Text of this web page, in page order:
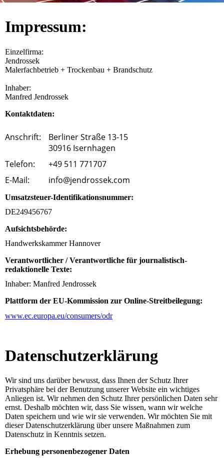
Impressum:
Einzelfirma:
Jendrossek
Malerfachbetrieb + Trockenbau + Brandschutz
Inhaber:
Manfred Jendrossek
Kontaktdaten:
Anschrift:
Berliner Straße 13-15
30916 Isernhagen
Telefon:
+49 511 771707
E-Mail:
info@jendrossek.com
Umsatzsteuer-Identifikationsnummer:
DE249456767
Aufsichtsbehörde:
Handwerkskammer Hannover
Verantwortlicher / Verantwortliche für journalistisch-
redaktionelle Texte:
Inhaber: Manfred Jendrossek
Plattform der EU-Kommission zur Online-Streitbeilegung:
www.ec.europa.eu/consumers/odr
Datenschutz­erklärung
Wir sind uns darüber bewusst, dass Ihnen der Schutz Ihrer
Privatsphäre bei der Benutzung unserer Website ein wichtiges
Anliegen ist. Wir nehmen den Schutz Ihrer persönlichen Daten sehr
ernst. Deshalb möchten wir, dass Sie wissen, wann wir welche
Daten speichern und wie wir sie verwenden. Wir möchten Sie mit
dieser Datenschutzerklärung über unsere Maßnahmen zum
Datenschutz in Kenntnis setzen.
Erhebung personenbezogener Daten